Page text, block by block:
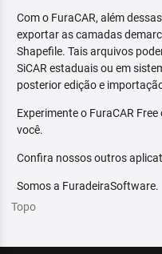
Com o FuraCAR, além
exportar as camadas
Shapefile. Tais arquivos
SiCAR estaduais ou em
posterior edição e
Experimente o FuraCAR
você.
Confira nossos outros
Somos a FuradeiraSoftware.
Topo